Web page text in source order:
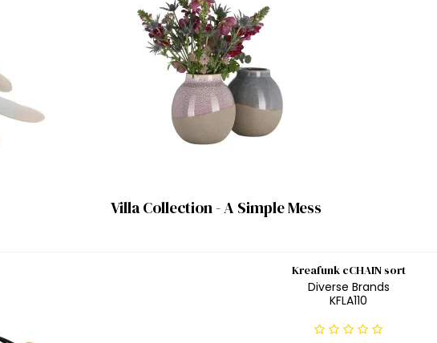
Villa Collection - A Simple Mess
Kreafunk cCHAIN sort
Diverse Brands
KFLA110